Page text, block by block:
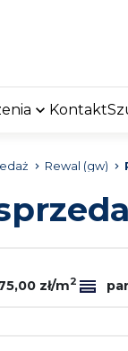
Kontakt
Rewal (gw)
zł/m2